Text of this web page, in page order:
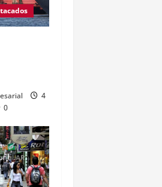
4
0